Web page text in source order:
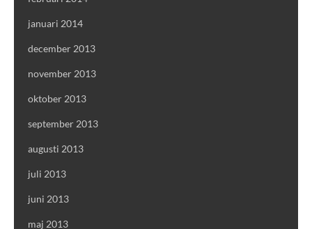
januari 2014
december 2013
november 2013
oktober 2013
september 2013
augusti 2013
juli 2013
juni 2013
maj 2013